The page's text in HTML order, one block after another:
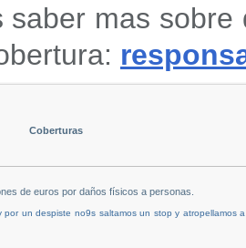
saber mas
Coberturas
de euros por daños físicos a personas.
por un despiste no9s saltamos un stop y atropellamos